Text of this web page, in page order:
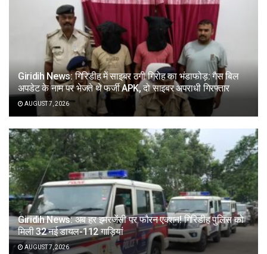
Giridih News: गिरिडीह में साइबर ठगी गिरोह का भंडाफोड़: गैस बिल
अपडेट के नाम पर भेजते थे फर्जी APK, दो साइबर अपराधी गिरफ्तार
AUGUST 7, 2026
Giridih News: अब हर इमरजेंसी पर फौरन एक्शन! गिरिडीह पुलिस को
मिली 32 नई डायल-112 गाड़ियां
AUGUST 7, 2026